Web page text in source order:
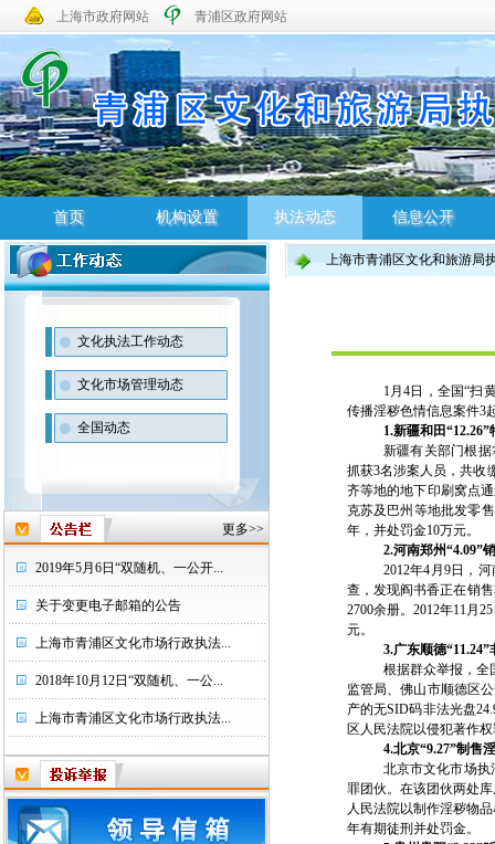
上海市政府网站 青浦区政府网站
首页
首页
机构设置
机构设置
执法动态
执法动态
信息公开
信息公开
文化执法工作动态
文化市场管理动态
全国动态
更多>>
2019年5月6日“双随机、一公开...
关于变更电子邮箱的公告
上海市青浦区文化市场行政执法...
2018年10月12日“双随机、一公...
上海市青浦区文化市场行政执法...
上海市青浦区文化和旅游局
1月4日，全国“扫
传播淫秽色情信息案件3
1.新疆和田
新疆有关部门根
抓获3名涉案人员，共收
齐等地的地下印刷窝点
克苏及巴州等地批发零
年，并处罚金10万元。
2.河南郑州“4.09”
2012年4月9日，
查，发现阎书香正在销
2700余册。2012年11月
元。
3.广东顺德
根据群众举报，全
监管局、佛山市顺德区
产的无SID码非法光盘
区人民法院以侵犯著作
4.北京“9.27”制售
北京市文化市场执
罪团伙。在该团伙两处
人民法院以制作淫秽物
年有期徒刑并处罚金。